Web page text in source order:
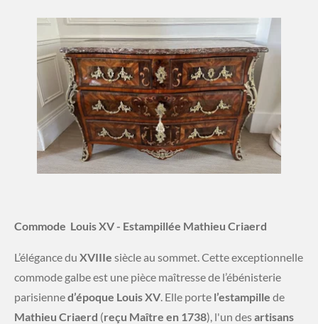
Commode Louis XV - Estampillée Mathieu Criaerd
​L’élégance du XVIIIe siècle au sommet. Cette exceptionnelle
commode galbe est une pièce maîtresse de l’ébénisterie
parisienned’époque Louis XV . Elle porte l’estampille de
Mathieu Criaerd (reçu Maître en 1738), l'un desartisans